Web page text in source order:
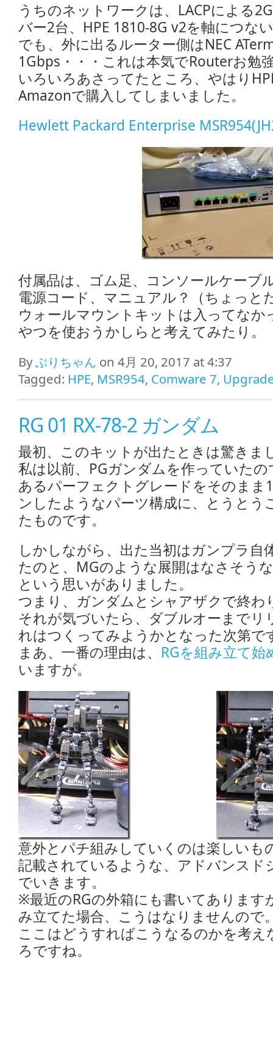
うちのネットワークは、LACPによる
バー2台、HPE 1810-8G v2を軸につな
でも、外に出るルーター側はNEC
1Gbps・・・これは本気でRouterお勉
いろいろあさってたところ、やはり
Amazonで購入してしまいました。
Hewlett Packard Enterprise
付属品は、ゴム足、コンソールケーブ
電源コード、マニュアル？（ちょっと
ウォールマウントキットは入ってなか
やつを使おうかしらと考えてみたり。
Byぶりちゃん on 4月 20, 2017 at 4:37
Tagged: HPE, MSR954, Comware 7,
RG 01 RX-78-2 ガンダム
最初、このキットが出たときは驚きま
私は以前、PGガンダムを作っていた
あるパーフェクトグレードをそのまま
ンしたようなパーツ構成に、とうとう
たものです。
しかしながら、出た当初はガンプラ自
たのと、MGのような展開はなさそう
という思いがありました。
つまり、ガンダムとシャアザクで終わ
それが気づいたら、ダブルオーまでリ
れはつくってみようかとなった次第で
まあ、一番の理由は、 RGを組み立て
いますが。
意外とパチ組みしていくのは楽しいも
記載されているような、アドバンスド
でいきます。
※最近のRGの外箱にも書いてあります
み立てた場合、こうはなりませんので
ここはどうすればこうなるのかを考
ろですね。